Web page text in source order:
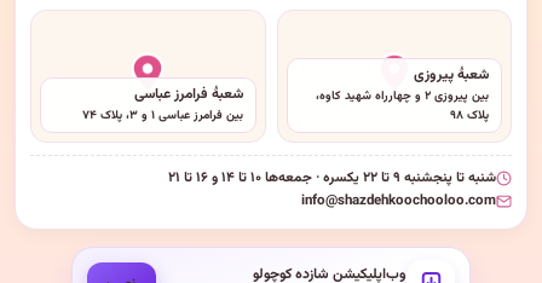
شعبهٔ پیروزی
بین پیروزی ۲ و چهارراه شهید کاوه،
پلاک ۹۸
شعبهٔ فرامرز عباسی
بین فرامرز عباسی ۱ و ۳، پلاک ۷۴
شنبه تا پنجشنبه ۹ تا ۲۲ یکسره · جمعه‌ها ۱۰ تا ۱۴ و ۱۶ تا ۲۱
info@shazdehkoochooloo.com
وب‌اپلیکیشن شازده کوچولو